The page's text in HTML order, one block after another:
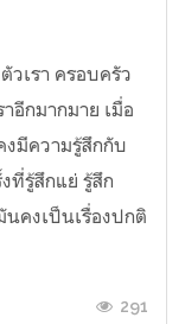
เรา ครอบครัว
อีกมากมาย เมื่อ
มีความรู้สึกกับ
ที่รู้สึกแย่ รู้สึก
คงเป็นเรื่องปกติ
291